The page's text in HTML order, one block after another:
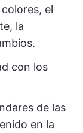
el
la
con los
de las
en la